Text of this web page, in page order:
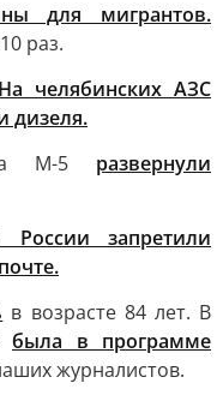
для мигрантов.
раз.
На челябинских АЗС
дизеля.
На М-5 развернули
России запретили
в возрасте 84 лет. В
была в программе
журналистов.